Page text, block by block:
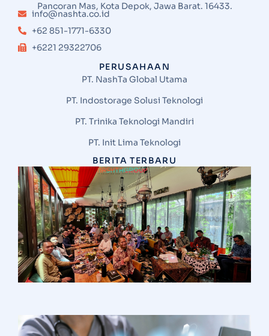
Pancoran Mas, Kota Depok, Jawa Barat. 16433.
info@nashta.co.id
+62 851-1771-6330
+6221 29322706
PERUSAHAAN
PT. NashTa Global Utama
PT. Indostorage Solusi Teknologi
PT. Trinika Teknologi Mandiri
PT. Init Lima Teknologi
BERITA TERBARU